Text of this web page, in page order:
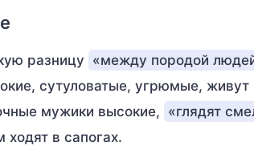
разницу «между породой
сутуловатые, угрюмые, живут
мужики высокие, «глядят
ходят в сапогах.